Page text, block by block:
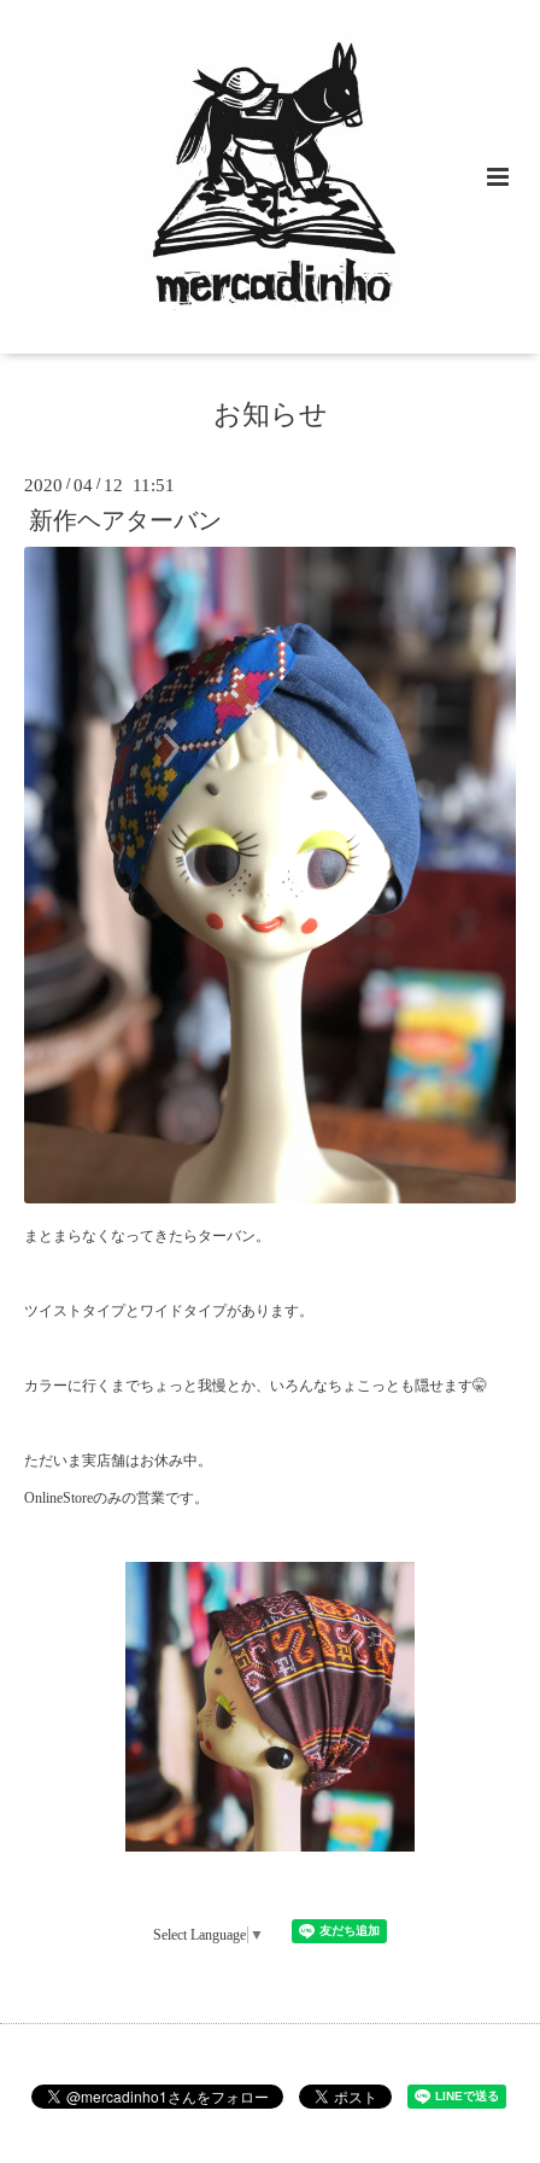
お知らせ
2020 /04 / 12 11:51
新作ヘアターバン
まとまらなくなってきたらターバン。
ツイストタイプとワイドタイプがあります。
カラーに行くまでちょっと我慢とか、いろんなちょこっとも隠せます🤫
ただいま実店舗はお休み中。
OnlineStoreのみの営業です。
Select Language ▼